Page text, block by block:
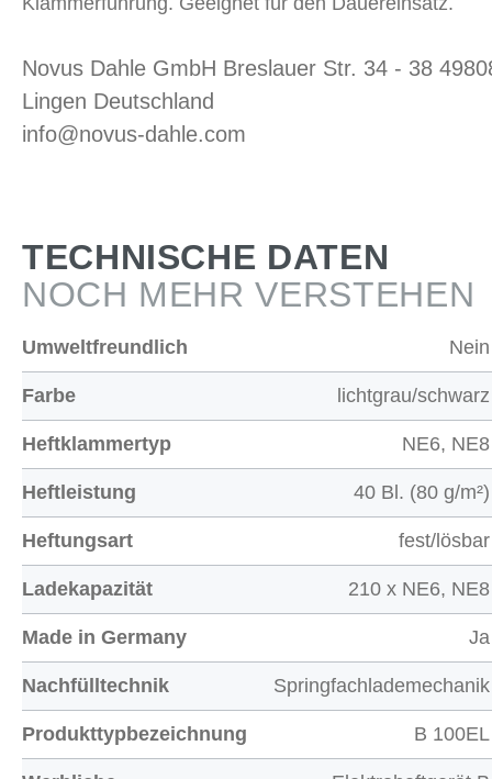
Novus Dahle GmbH Breslauer Str. 34 - 38
Lingen Deutschland
info@novus-dahle.com
TECHNISCHE DATEN
NOCH MEHR VERSTEHEN
Umweltfreundlich Nein
Farbe lichtgrau/schwarz
Heftklammertyp NE6, NE8
Heftleistung 40 Bl. (80 g/m²)
Heftungsart fest/lösbar
Ladekapazität 210 x NE6, NE8
Made in Germany Ja
Nachfülltechnik Springfachlademechanik
Produkttypbezeichnung B 100EL